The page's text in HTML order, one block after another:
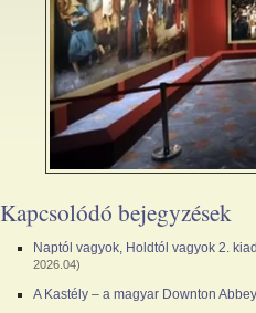
Kapcsolódó bejegyzések
Naptól vagyok, Holdtól vagyok 2.
2026.04)
A Kastély – a magyar Downton Abbey